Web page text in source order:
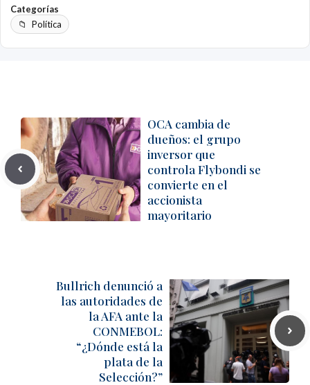
Categorías
Política
OCA cambia de
dueños: el grupo
inversor que
controla Flybondi se
convierte en el
accionista
mayoritario
Bullrich denunció a
las autoridades de
la AFA ante la
CONMEBOL:
“¿Dónde está la
plata de la
Selección?”